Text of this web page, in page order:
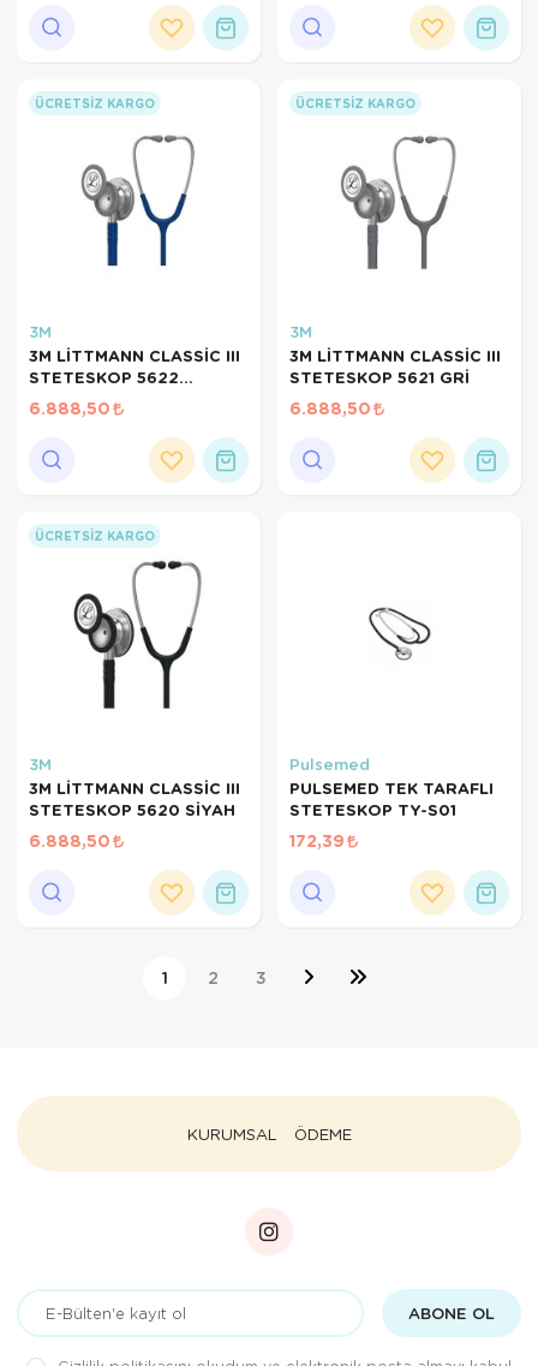
ÜCRETSIZ KARGO
3M
3M LİTTMANN CLASSİC III
STETESKOP 5622
LACİVERT
6.888,50
ÜCRETSIZ KARGO
3M
3M LİTTMANN CLASSİC III
STETESKOP 5621 GRİ
6.888,50
ÜCRETSIZ KARGO
3M
3M LİTTMANN CLASSİC III
STETESKOP 5620 SİYAH
6.888,50
Pulsemed
PULSEMED TEK TARAFLI
STETESKOP TY-S01
172,39
1 2 3
KURUMSAL ÖDEME
ABONE OL